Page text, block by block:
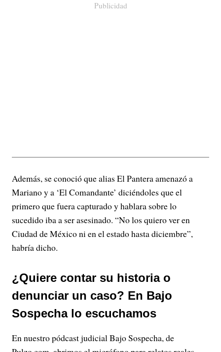
Publicidad
Además, se conoció que alias El Pantera amenazó a
Mariano y a ‘El Comandante’ diciéndoles que el
primero que fuera capturado y hablara sobre lo
sucedido iba a ser asesinado. “No los quiero ver en
Ciudad de México ni en el estado hasta diciembre”,
habría dicho.
¿Quiere contar su historia o
denunciar un caso? En Bajo
Sospecha lo escuchamos
En nuestro pódcast judicial Bajo Sospecha, de